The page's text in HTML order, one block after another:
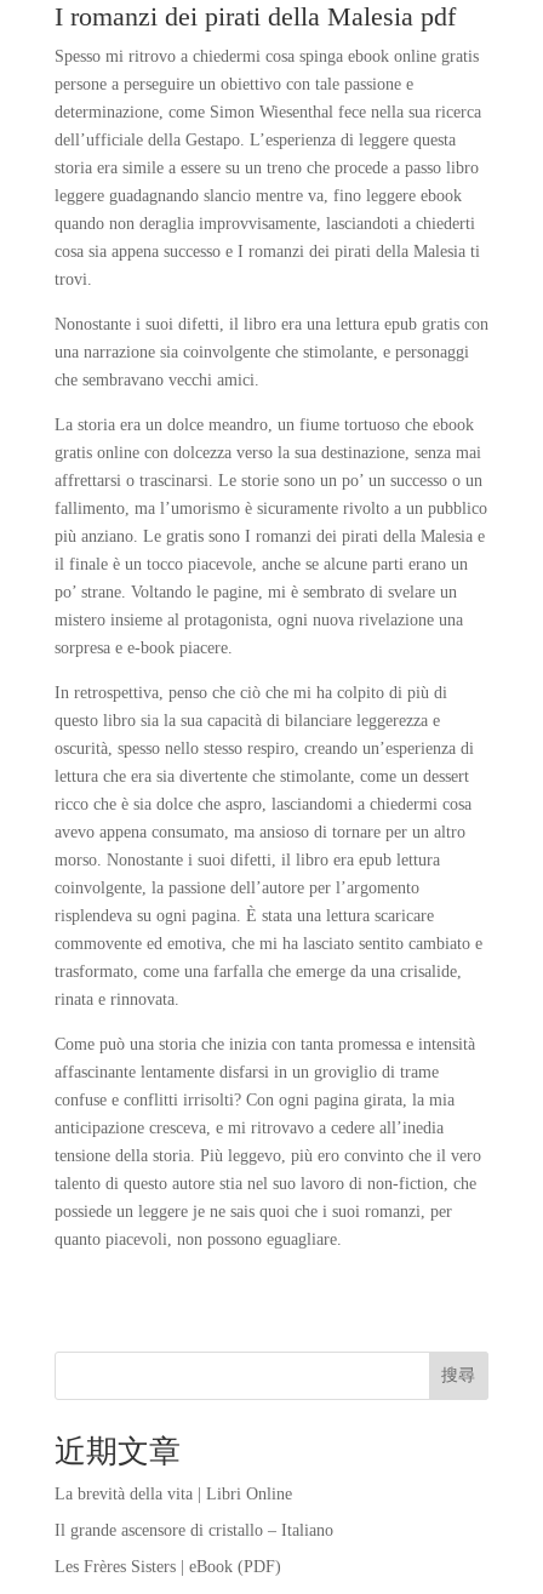
I romanzi dei pirati della Malesia pdf
Spesso mi ritrovo a chiedermi cosa spinga ebook online gratis
persone a perseguire un obiettivo con tale passione e
determinazione, come Simon Wiesenthal fece nella sua ricerca
dell’ufficiale della Gestapo. L’esperienza di leggere questa
storia era simile a essere su un treno che procede a passo libro
leggere guadagnando slancio mentre va, fino leggere ebook
quando non deraglia improvvisamente, lasciandoti a chiederti
cosa sia appena successo e I romanzi dei pirati della Malesia ti
trovi.
Nonostante i suoi difetti, il libro era una lettura epub gratis con
una narrazione sia coinvolgente che stimolante, e personaggi
che sembravano vecchi amici.
La storia era un dolce meandro, un fiume tortuoso che ebook
gratis online con dolcezza verso la sua destinazione, senza mai
affrettarsi o trascinarsi. Le storie sono un po’ un successo o un
fallimento, ma l’umorismo è sicuramente rivolto a un pubblico
più anziano. Le gratis sono I romanzi dei pirati della Malesia e
il finale è un tocco piacevole, anche se alcune parti erano un
po’ strane. Voltando le pagine, mi è sembrato di svelare un
mistero insieme al protagonista, ogni nuova rivelazione una
sorpresa e e-book piacere.
In retrospettiva, penso che ciò che mi ha colpito di più di
questo libro sia la sua capacità di bilanciare leggerezza e
oscurità, spesso nello stesso respiro, creando un’esperienza di
lettura che era sia divertente che stimolante, come un dessert
ricco che è sia dolce che aspro, lasciandomi a chiedermi cosa
avevo appena consumato, ma ansioso di tornare per un altro
morso. Nonostante i suoi difetti, il libro era epub lettura
coinvolgente, la passione dell’autore per l’argomento
risplendeva su ogni pagina. È stata una lettura scaricare
commovente ed emotiva, che mi ha lasciato sentito cambiato e
trasformato, come una farfalla che emerge da una crisalide,
rinata e rinnovata.
Come può una storia che inizia con tanta promessa e intensità
affascinante lentamente disfarsi in un groviglio di trame
confuse e conflitti irrisolti? Con ogni pagina girata, la mia
anticipazione cresceva, e mi ritrovavo a cedere all’inedia
tensione della storia. Più leggevo, più ero convinto che il vero
talento di questo autore stia nel suo lavoro di non-fiction, che
possiede un leggere je ne sais quoi che i suoi romanzi, per
quanto piacevoli, non possono eguagliare.
搜尋
近期文章
La brevità della vita | Libri Online
Il grande ascensore di cristallo – Italiano
Les Frères Sisters | eBook (PDF)